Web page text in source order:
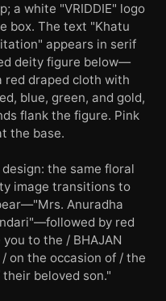
a white "VRIDDIE" logo
box. The text "Khatu
appears in serif
deity figure below—
red draped cloth with
blue, green, and gold,
flank the figure. Pink
the base.
the same floral
image transitions to
Anuradha
by red
to the / BHAJAN
/ on the occasion of / the
beloved son."